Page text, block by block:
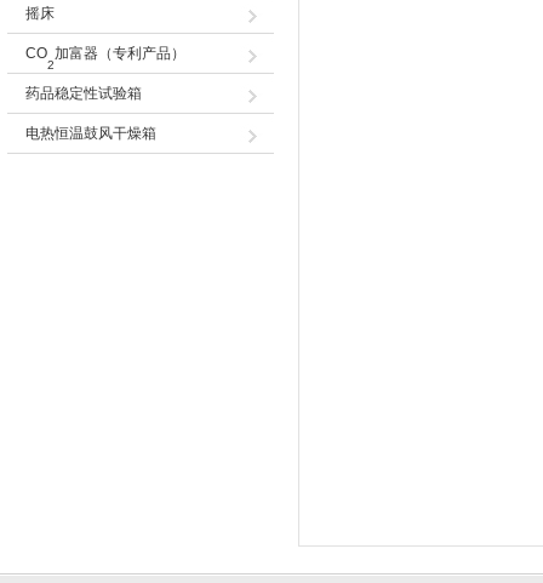
摇床
CO
2
加富器（专利产品）
药品稳定性试验箱
电热恒温鼓风干燥箱